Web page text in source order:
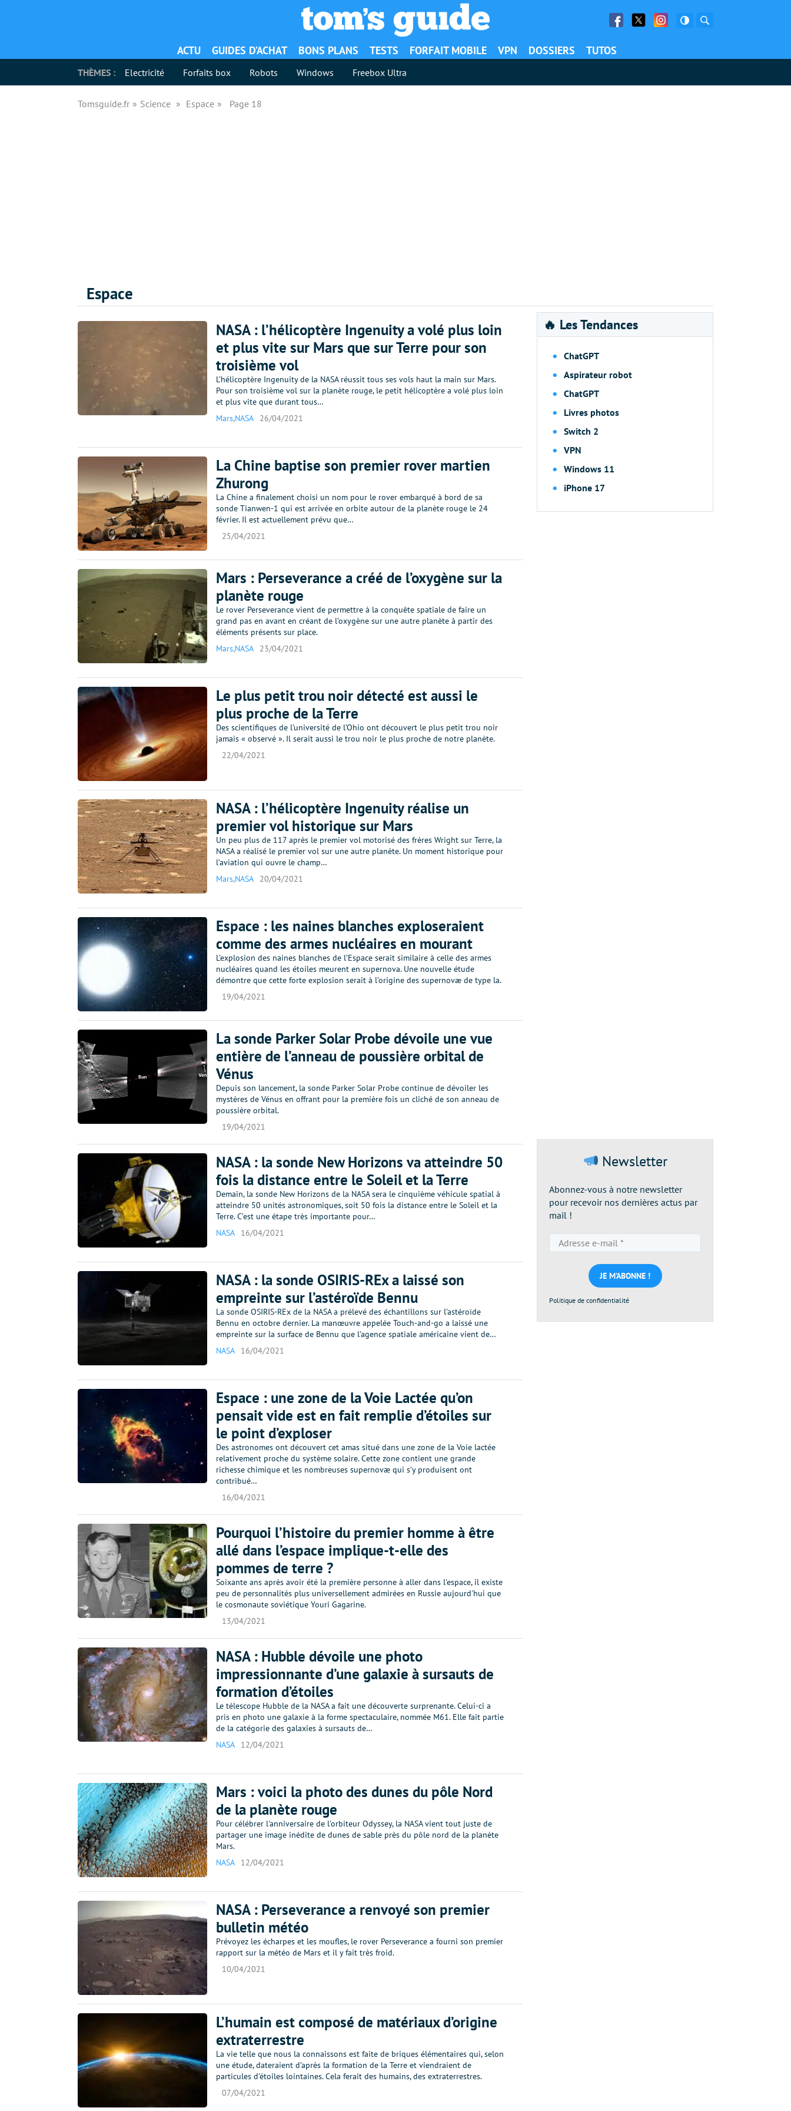
Facebook
Twitter Facebook
ACTU GUIDES D’ACHAT BONS PLANS TESTS FORFAIT MOBILE VPN DOSSIERS TUTOS
THÈMES : Electricité Forfaits box Robots Windows Freebox Ultra
Tomsguide.fr Science Espace Page 18
Espace
NASA : l’hélicoptère Ingenuity a volé plus loin
et plus vite sur Mars que sur Terre pour son
troisième vol
L’hélicoptère Ingenuity de la NASA réussit tous ses vols haut la main sur Mars.
Pour son troisième vol sur la planète rouge, le petit hélicoptère a volé plus loin
et plus vite que durant tous…
Mars,NASA 26/04/2021
La Chine baptise son premier rover martien
Zhurong
La Chine a finalement choisi un nom pour le rover embarqué à bord de sa
sonde Tianwen-1 qui est arrivée en orbite autour de la planète rouge le 24
février. Il est actuellement prévu que…
25/04/2021
Mars : Perseverance a créé de l’oxygène sur la
planète rouge
Le rover Perseverance vient de permettre à la conquête spatiale de faire un
grand pas en avant en créant de l’oxygène sur une autre planète à partir des
éléments présents sur place.
Mars,NASA 23/04/2021
Le plus petit trou noir détecté est aussi le
plus proche de la Terre
Des scientifiques de l’université de l’Ohio ont découvert le plus petit trou noir
jamais « observé ». Il serait aussi le trou noir le plus proche de notre planète.
22/04/2021
NASA : l’hélicoptère Ingenuity réalise un
premier vol historique sur Mars
Un peu plus de 117 après le premier vol motorisé des frères Wright sur Terre, la
NASA a réalisé le premier vol sur une autre planète. Un moment historique pour
l’aviation qui ouvre le champ…
Mars,NASA 20/04/2021
Espace : les naines blanches exploseraient
comme des armes nucléaires en mourant
L’explosion des naines blanches de l’Espace serait similaire à celle des armes
nucléaires quand les étoiles meurent en supernova. Une nouvelle étude
démontre que cette forte explosion serait à l’origine des supernovæ de type la.
19/04/2021
La sonde Parker Solar Probe dévoile une vue
entière de l’anneau de poussière orbital de
Vénus
Depuis son lancement, la sonde Parker Solar Probe continue de dévoiler les
mystères de Vénus en offrant pour la première fois un cliché de son anneau de
poussière orbital.
19/04/2021
NASA : la sonde New Horizons va atteindre 50
fois la distance entre le Soleil et la Terre
Demain, la sonde New Horizons de la NASA sera le cinquième véhicule spatial à
atteindre 50 unités astronomiques, soit 50 fois la distance entre le Soleil et la
Terre. C’est une étape très importante pour…
NASA
16/04/2021
NASA : la sonde OSIRIS-REx a laissé son
empreinte sur l’astéroïde Bennu
La sonde OSIRIS-REx de la NASA a prélevé des échantillons sur l’astéroïde
Bennu en octobre dernier. La manœuvre appelée Touch-and-go a laissé une
empreinte sur la surface de Bennu que l’agence spatiale américaine vient de…
NASA
16/04/2021
Espace : une zone de la Voie Lactée qu’on
pensait vide est en fait remplie d’étoiles sur
le point d’exploser
Des astronomes ont découvert cet amas situé dans une zone de la Voie lactée
relativement proche du système solaire. Cette zone contient une grande
richesse chimique et les nombreuses supernovæ qui s’y produisent ont
contribué…
16/04/2021
Pourquoi l’histoire du premier homme à être
allé dans l’espace implique-t-elle des
pommes de terre ?
Soixante ans après avoir été la première personne à aller dans l'espace, il existe
peu de personnalités plus universellement admirées en Russie aujourd'hui que
le cosmonaute soviétique Youri Gagarine.
13/04/2021
NASA : Hubble dévoile une photo
impressionnante d’une galaxie à sursauts de
formation d’étoiles
Le télescope Hubble de la NASA a fait une découverte surprenante. Celui-ci a
pris en photo une galaxie à la forme spectaculaire, nommée M61. Elle fait partie
de la catégorie des galaxies à sursauts de…
NASA
12/04/2021
Mars : voici la photo des dunes du pôle Nord
de la planète rouge
Pour célébrer l'anniversaire de l'orbiteur Odyssey, la NASA vient tout juste de
partager une image inédite de dunes de sable près du pôle nord de la planète
Mars.
NASA
12/04/2021
NASA : Perseverance a renvoyé son premier
bulletin météo
Prévoyez les écharpes et les moufles, le rover Perseverance a fourni son premier
rapport sur la météo de Mars et il y fait très froid.
10/04/2021
L’humain est composé de matériaux d’origine
extraterrestre
La vie telle que nous la connaissons est faite de briques élémentaires qui, selon
une étude, dateraient d’après la formation de la Terre et viendraient de
particules d’étoiles lointaines. Cela ferait des humains, des extraterrestres.
07/04/2021
🔥 Les Tendances
ChatGPT
Aspirateur robot
ChatGPT
Livres photos
Switch 2
VPN
Windows 11
iPhone 17
Newsletter
Abonnez-vous à notre newsletter
pour recevoir nos dernières actus par
mail !
e-
mail
*
Politique de confidentialité